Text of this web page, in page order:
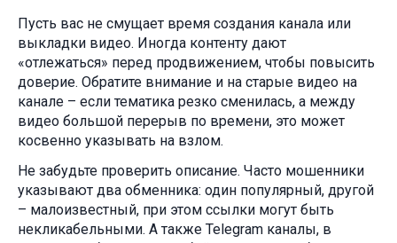
Пусть вас не смущает время создания канала или
выкладки видео. Иногда контенту дают
«отлежаться» перед продвижением, чтобы повысить
доверие. Обратите внимание и на старые видео на
канале – если тематика резко сменилась, а между
видео большой перерыв по времени, это может
косвенно указывать на взлом.
Не забудьте проверить описание. Часто мошенники
указывают два обменника: один популярный, другой
– малоизвестный, при этом ссылки могут быть
некликабельными. А также Telegram каналы, в